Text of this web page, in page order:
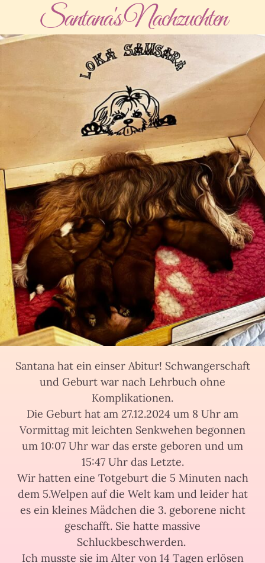
Santana's Nachzuchten
Santana hat ein einser Abitur! Schwangerschaft
und Geburt war nach Lehrbuch ohne
Komplikationen.
Die Geburt hat am 27.12.2024 um 8 Uhr am
Vormittag mit leichten Senkwehen begonnen
um 10:07 Uhr war das erste geboren und um
15:47 Uhr das Letzte.
Wir hatten eine Totgeburt die 5 Minuten nach
dem 5.Welpen auf die Welt kam und leider hat
es ein kleines Mädchen die 3. geborene nicht
geschafft. Sie hatte massive
Schluckbeschwerden.
Ich musste sie im Alter von 14 Tagen erlösen